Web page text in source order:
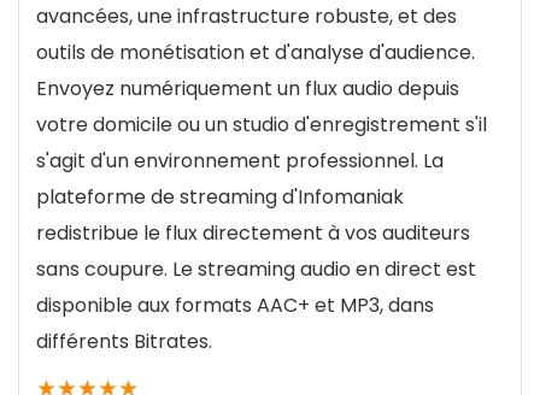
Infrastructure technique
POUR:
Revenir en arrière pendant un live ou diffuser à
avancées, une infrastructure robuste, et des
outils de monétisation et d'analyse d'audience.
Envoyez numériquement un flux audio depuis
votre domicile ou un studio d'enregistrement s'il
s'agit d'un environnement professionnel. La
plateforme de streaming d'Infomaniak
redistribue le flux directement à vos auditeurs
sans coupure. Le streaming audio en direct est
disponible aux formats AAC+ et MP3, dans
différents Bitrates.
★★★★★